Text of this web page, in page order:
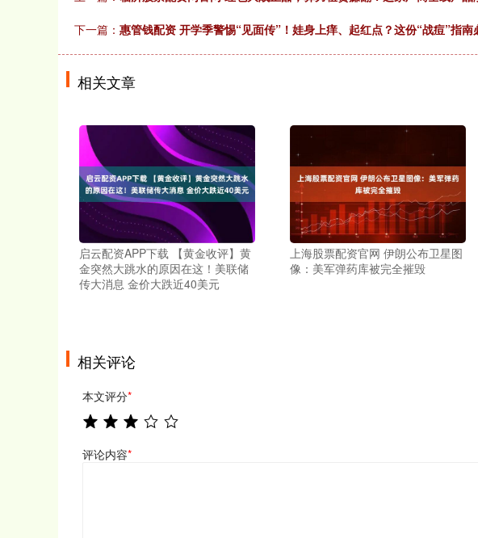
下一篇： 惠管钱配资 开学季警惕“见面传”！娃身上痒、起红点？这份“战痘”指
相关文章
启云配资APP下载 【黄金收评】黄
金突然大跳水的原因在这！美联储
传大消息 金价大跌近40美元
上海股票配资官网 伊朗公布卫星图
像：美军弹药库被完全摧毁
相关评论
本文评分*
评论内容*